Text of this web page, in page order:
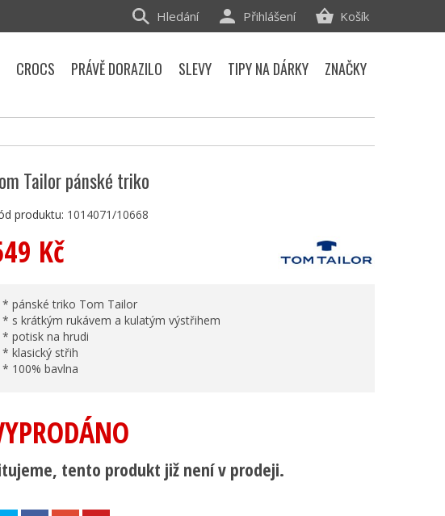
Tailor pánské triko
produktu: 1014071/10668
Kč
* pánské triko Tom Tailor
* s krátkým rukávem a kulatým výstřihem
* potisk na hrudi
* klasický střih
* 100% bavlna
tento produkt již není v prodeji.
Košík
Přihlášení
Hledání
CROCS PRÁVĚ DORAZILO SLEVY TIPY NA DÁRKY ZNAČKY